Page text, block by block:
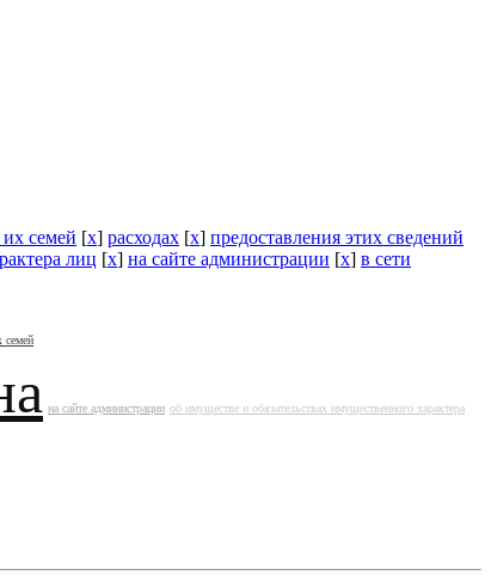
семей [x] расходах [x] предоставления этих сведений
лиц [x] на сайте администрации [x] в сети
семей
на сайте администрации об имуществе и обязательствах имущественного характера